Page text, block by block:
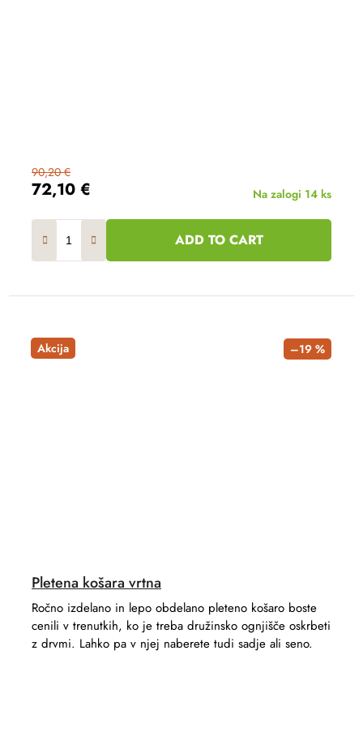
72,10 €
90,20 €
Na zalogi 14 ks
ADD TO CART
Akcija –19 %
Pletena košara vrtna
Ročno izdelano in lepo obdelano pleteno košaro boste
cenili v trenutkih, ko je treba družinsko ognjišče oskrbeti
z drvmi. Lahko pa v njej naberete tudi sadje ali seno.